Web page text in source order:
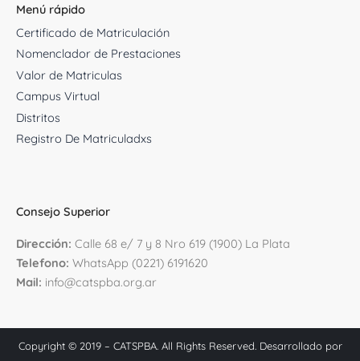
Menú rápido
Certificado de Matriculación
Nomenclador de Prestaciones
Valor de Matriculas
Campus Virtual
Distritos
Registro De Matriculadxs
Consejo Superior
Dirección: Calle 68 e/ 7 y 8 Nro 619 (1900) La Plata
Telefono: WhatsApp (0221) 6191620
Mail: info@catspba.org.ar
Copyright © 2019 – CATSPBA. All Rights Reserved. Desarrollado por